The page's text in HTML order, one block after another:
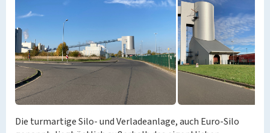
Die turmartige Silo- und Verladeanlage, auch Euro-Silo